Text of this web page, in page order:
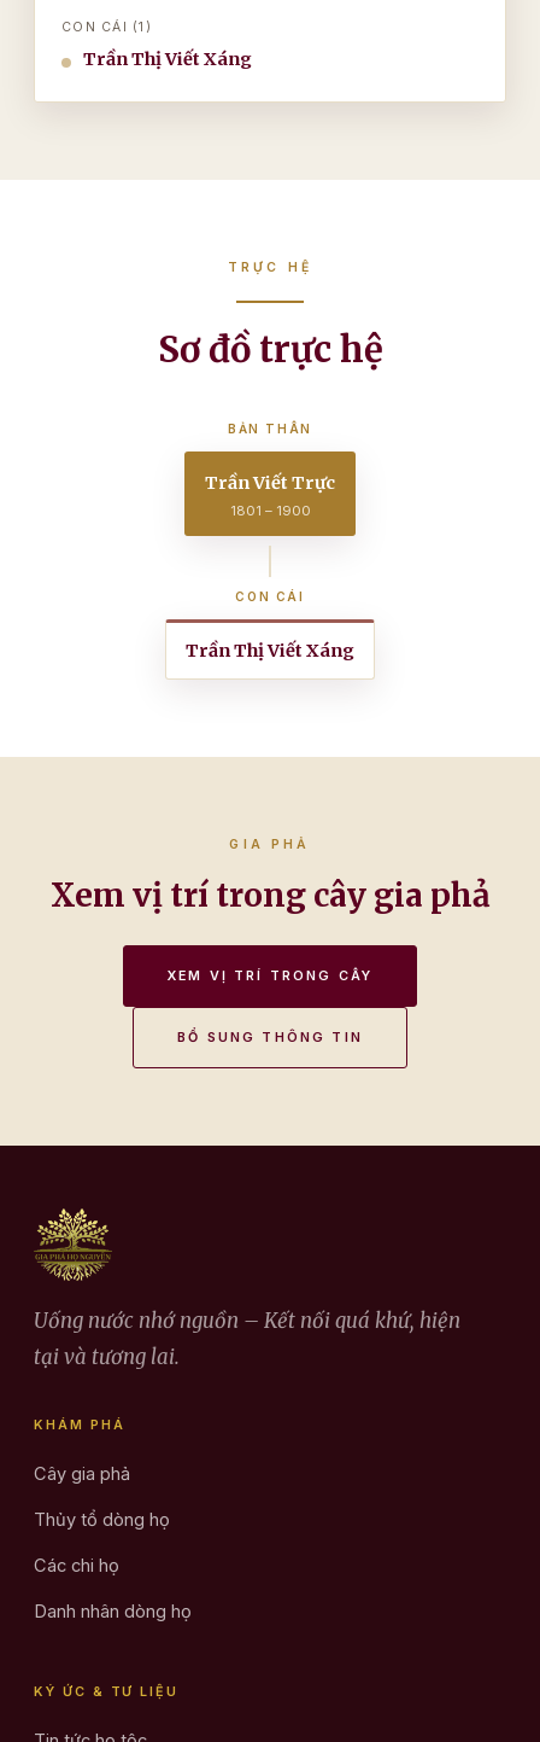
CON CÁI (1)
Trần Thị Viết Xáng
TRỰC HỆ
Sơ đồ trực hệ
BẢN THÂN
Trần Viết Trực
1801 – 1900
CON CÁI
Trần Thị Viết Xáng
GIA PHẢ
Xem vị trí trong cây gia phả
XEM VỊ TRÍ TRONG CÂY
BỔ SUNG THÔNG TIN
Uống nước nhớ nguồn – Kết nối quá khứ, hiện
tại và tương lai.
KHÁM PHÁ
Cây gia phả
Thủy tổ dòng họ
Các chi họ
Danh nhân dòng họ
KÝ ỨC & TƯ LIỆU